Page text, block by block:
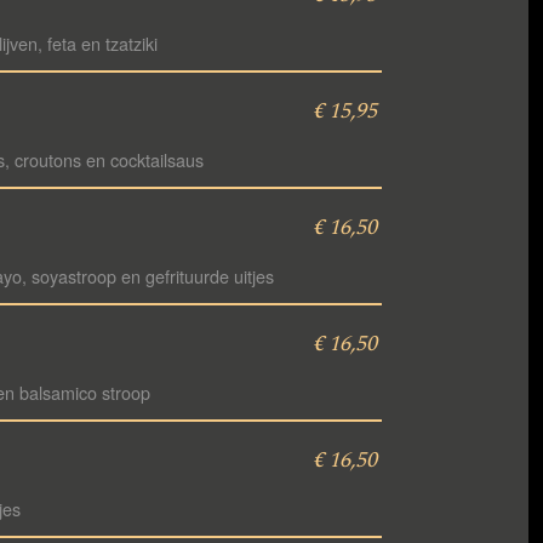
feta en tzatziki
€ 15,95
croutons en cocktailsaus
€ 16,50
soyastroop en gefrituurde uitjes
€ 16,50
balsamico stroop
€ 16,50